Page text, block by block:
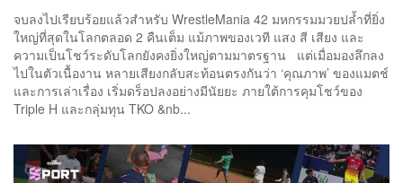
จบลงไปเรียบร้อยแล้วสำหรับ WrestleMania 42 มหกรรมมวยปล้ำที่ยิ่ง
ใหญ่ที่สุดในโลกตลอด 2 คืนเต็ม แม้ภาพของเวที แสง สี เสียง และ
ความเป็นโชว์ระดับโลกยังคงยิ่งใหญ่ตามมาตรฐาน แต่เมื่อมองลึกลง
ไปในตัวเนื้องาน หลายเสียงกลับสะท้อนตรงกันว่า ‘คุณภาพ’ ของแมตช์
และการเล่าเรื่อง เริ่มดร็อปลงอย่างมีนัยยะ ภายใต้การคุมโชว์ของ
Triple H และกลุ่มทุน TKO &nb...